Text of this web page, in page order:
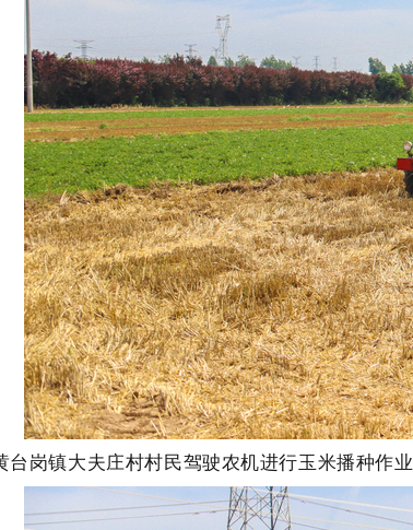
台岗镇大夫庄村村民驾驶农机进行玉米播种作业